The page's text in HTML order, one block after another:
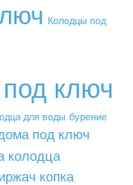
Колодцы под
ключ
для воды бурение
под ключ
колодца
копка